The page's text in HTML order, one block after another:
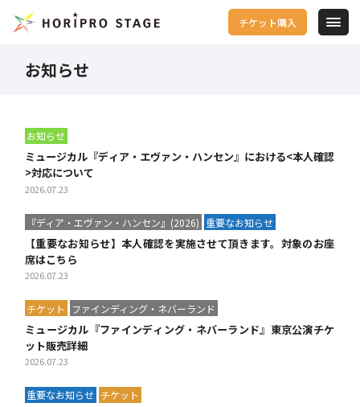
チケット購入
お知らせ
お知らせ
ミュージカル『ディア・エヴァン・ハンセン』における<本人確認
>対応について
2026.07.23
『ディア・エヴァン・ハンセン』(2026) 重要なお知らせ
【重要なお知らせ】本人確認を実施させて頂きます。対象のお座
席はこちら
2026.07.23
チケット ファインディング・ネバーランド
ミュージカル『ファインディング・ネバーランド』東京公演チケ
ット販売詳細
2026.07.23
重要なお知らせ チケット